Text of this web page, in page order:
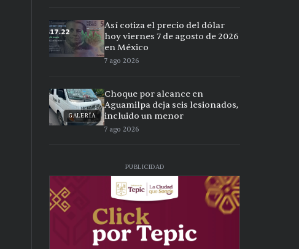
Así cotiza el precio del dólar
hoy viernes 7 de agosto de 2026
en México
7 ago 2026
GALERÍA
Choque por alcance en
Aguamilpa deja seis lesionados,
incluido un menor
7 ago 2026
PUBLICIDAD